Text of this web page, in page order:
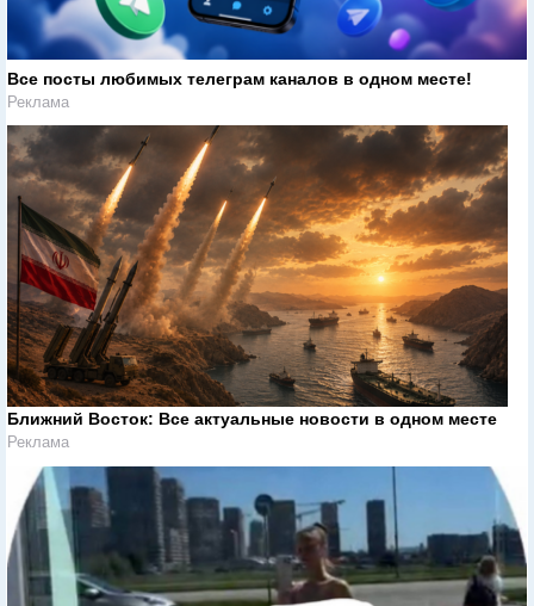
Все посты любимых телеграм каналов в одном месте!
Реклама
Ближний Восток: Все актуальные новости в одном месте
Реклама